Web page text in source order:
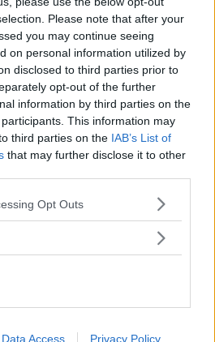
Please note that after your
you may continue seeing
on personal information utilized by
disclosed to third parties prior to
opt-out of the further
information by third parties on the
participants. This information may
third parties on the IAB’s List of
that may further disclose it to other
app uses one or more Google
usage behaviour. You may click to
purposes in below Google
Opt Outs
Data Access Privacy Policy
per il Parto
Lingua per bambini